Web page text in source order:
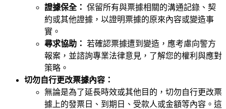
證據保全： 保留所有與票據相關的溝通記錄、契
約或其他證據，以證明票據的原來內容或變造事
實。
尋求協助： 若確認票據遭到變造，應考慮向警方
報案，並諮詢專業法律意見，了解您的權利與應對
策略。
切勿自行更改票據內容：
無論是為了延長時效或其他目的，切勿自行更改票
據上的發票日、到期日、受款人或金額等內容。這